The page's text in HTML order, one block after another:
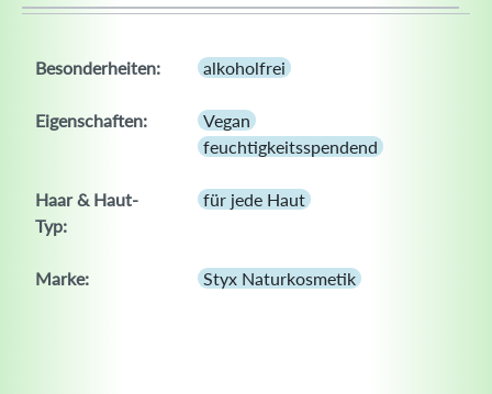
Besonderheiten: alkoholfrei
Eigenschaften:
Vegan
feuchtigkeitsspendend
Haar & Haut-
Typ:
für jede Haut
Marke: Styx Naturkosmetik